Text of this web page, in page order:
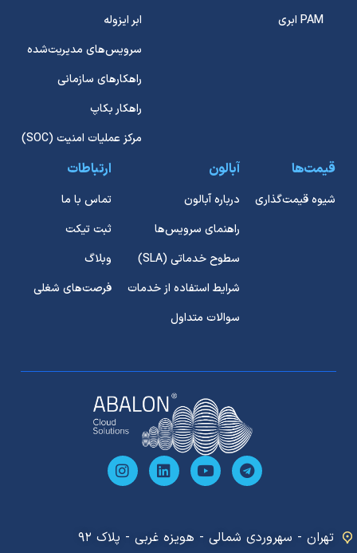
PAM ابری
ابر ایزوله
سرویس‌های مدیریت‌شده
راهکارهای سازمانی
راهکار بکاپ
مرکز عملیات امنیت (SOC)
قیمت‌ها
شیوه قیمت‌گذاری
آبالون
درباره آبالون
راهنمای سرویس‌ها
سطوح خدماتی (SLA)
شرایط استفاده از خدمات
سوالات متداول
ارتباطات
تماس با ما
ثبت تیکت
وبلاگ
فرصت‌های شغلی
تهران - سهروردی شمالی - هویزه غربی - ﭘﻠﺎک ۹۲